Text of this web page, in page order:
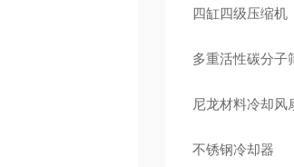
四缸四级压缩机
多重活性碳分子
尼龙材料冷却风
不锈钢冷却器